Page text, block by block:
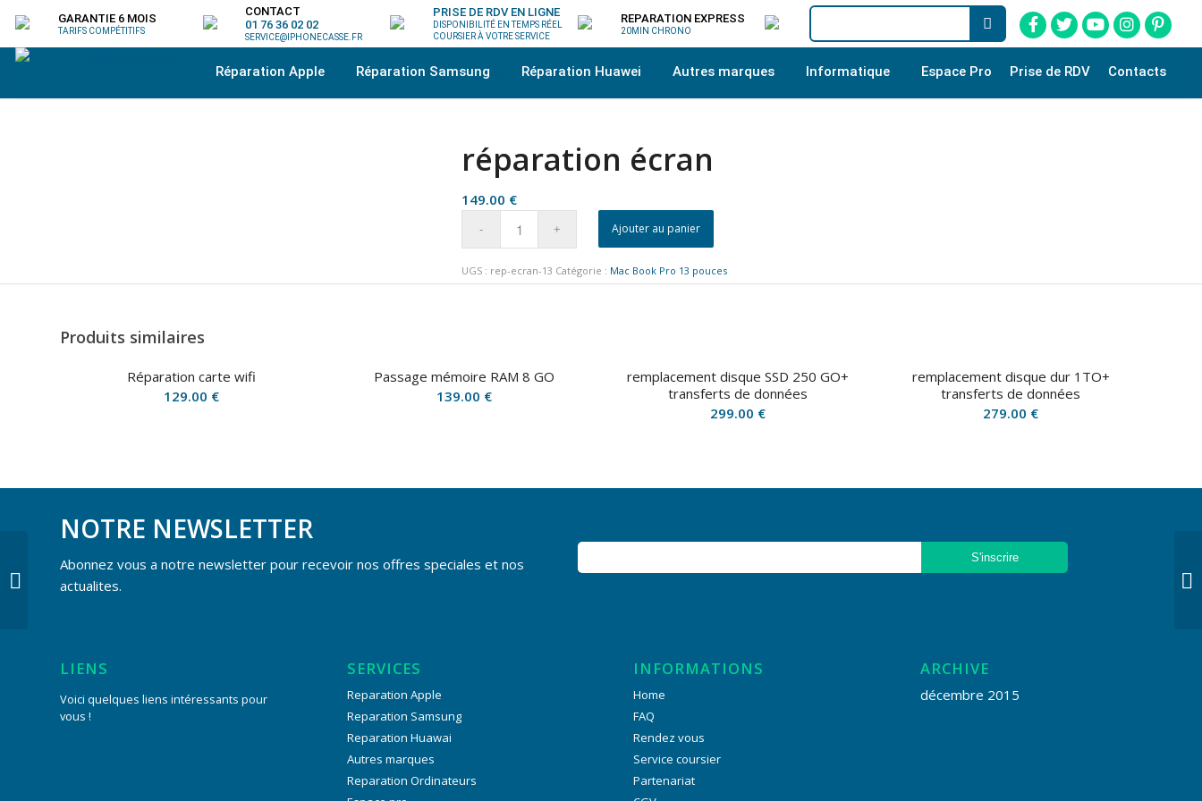
GARANTIE 6 MOIS
TARIFS COMPÉTITIFS
CONTACT
01 76 36 02 02
SERVICE@IPHONECASSE.FR
PRISE DE RDV EN LIGNE
DISPONIBILITÉ EN TEMPS RÉEL
COURSIER À VOTRE SERVICE
REPARATION EXPRESS
20MIN CHRONO
Réparation Apple Réparation Samsung Réparation Huawei Autres marques Informatique Espace Pro Prise de RDV Contacts
réparation écran
149.00 €
Ajouter au panier
UGS : rep-ecran-13 Catégorie : Mac Book Pro 13 pouces
Produits similaires
Réparation carte wifi
129.00 €
Passage mémoire RAM 8 GO
139.00 €
remplacement disque SSD 250 GO+
transferts de données
299.00 €
remplacement disque dur 1TO+
transferts de données
279.00 €
NOTRE NEWSLETTER
Abonnez vous a notre newsletter pour recevoir nos offres speciales et nos
actualites.
LIENS
Voici quelques liens intéressants pour
vous !
SERVICES
Reparation Apple
Reparation Samsung
Reparation Huawai
Autres marques
Reparation Ordinateurs
INFORMATIONS
Home
FAQ
Rendez vous
Service coursier
Partenariat
ARCHIVE
décembre 2015
Réparation écran